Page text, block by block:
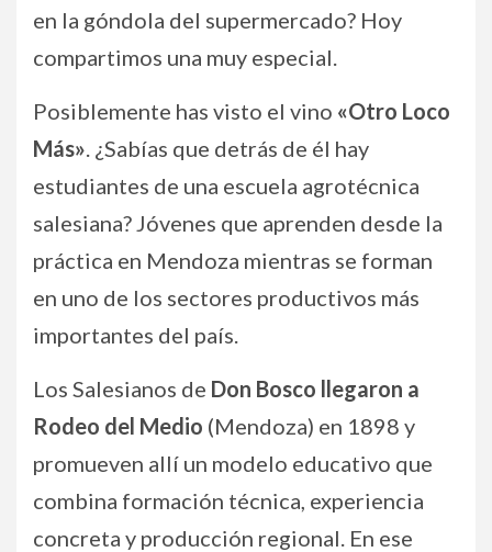
en la góndola del supermercado? Hoy
compartimos una muy especial.
Posiblemente has visto el vino «Otro Loco
Más» . ¿Sabías que detrás de él hay
estudiantes de una escuela agrotécnica
salesiana? Jóvenes que aprenden desde la
práctica en Mendoza mientras se forman
en uno de los sectores productivos más
importantes del país.
Los Salesianos de Don Bosco llegaron a
Rodeo del Medio (Mendoza) en 1898 y
promueven allí un modelo educativo que
combina formación técnica, experiencia
concreta y producción regional. En ese